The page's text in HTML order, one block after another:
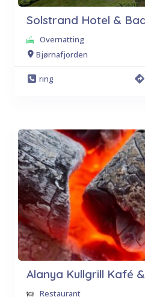
Solstrand Hotel &
Overnatting
Bjørnafjorden
ring
Alanya Kullgrill Kafé
Restaurant